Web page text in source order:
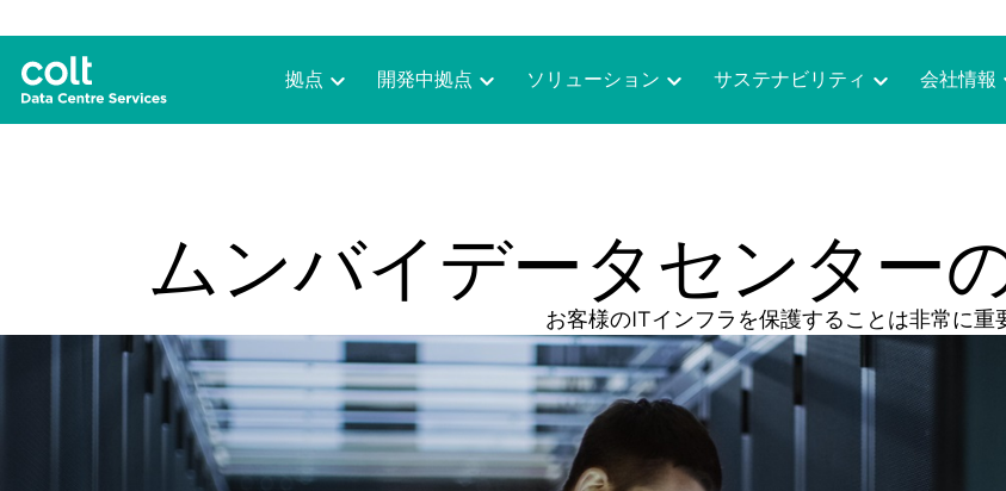
拠点 開発中拠点 ソリューション サステナビリティ 会社情報
ムンバイデータセンター
お客様のITインフラを保護することは非常に重